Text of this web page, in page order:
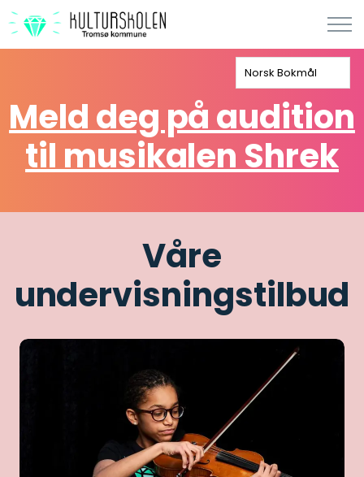
Meld deg på audition
til musikalen Shrek
Våre
undervisningstilbud
Norsk Bokmål